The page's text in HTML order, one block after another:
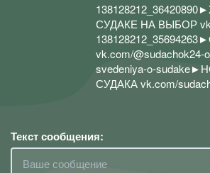
СУДАКЕ НА ВЫБОР
vk.com/@sudachok24-
svedeniya-o-
СУДАКА vk.com/
Текст сообщения: